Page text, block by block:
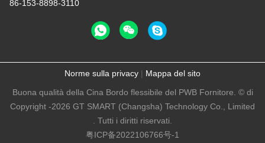
86-153-8898-3110
Norme sulla privacy | Mappa del sito
Buona qualità della Cina Bordo flessibile del PWB Fornitore. © di
Copyright -2026 GT SMART (Changsha) Technology Co., Limited
. Tutti i diritti riservati.
粤ICP备2022106766号-1